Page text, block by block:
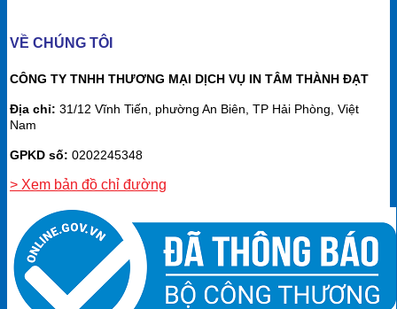
VỀ CHÚNG TÔI
CÔNG TY TNHH THƯƠNG MẠI DỊCH VỤ IN TÂM THÀNH ĐẠT
Địa chỉ: 31/12 Vĩnh Tiến, phường An Biên, TP Hải Phòng, Việt
Nam
GPKD số: 0202245348
> Xem bản đồ chỉ đường